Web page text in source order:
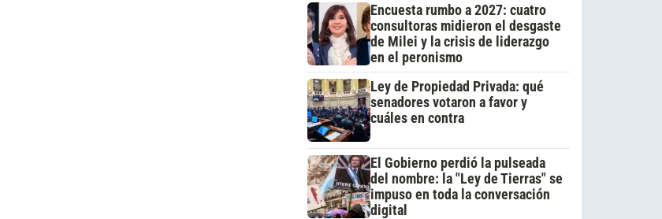
Encuesta rumbo a 2027: cuatro
consultoras midieron el desgaste
de Milei y la crisis de liderazgo
en el peronismo
Ley de Propiedad Privada: qué
senadores votaron a favor y
cuáles en contra
El Gobierno perdió la pulseada
del nombre: la "Ley de Tierras" se
impuso en toda la conversación
digital